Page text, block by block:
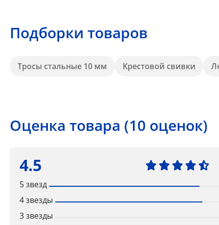
Подборки товаров
Тросы стальные 10 мм Крестовой свивки
Оценка товара (10 оценок)
4.5
5 звезд
4 звезды
3 звезды